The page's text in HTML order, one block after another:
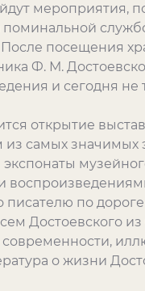
оминальной
После посещения
Ф. М.
и сегодня не
открытие
из самых значимых
писателю по
Достоевского
современности,
а о жизни